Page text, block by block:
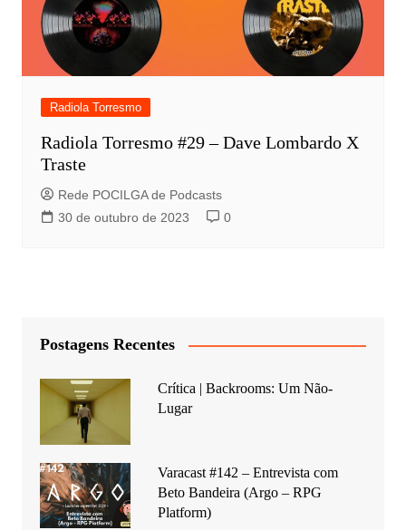
Radiola Torresmo
Radiola Torresmo #29 – Dave Lombardo X
Traste
Rede POCILGA de Podcasts
30 de outubro de 2023
0
Postagens Recentes
Crítica | Backrooms: Um Não-
Lugar
Varacast #142 – Entrevista com
Beto Bandeira (Argo – RPG
Platform)